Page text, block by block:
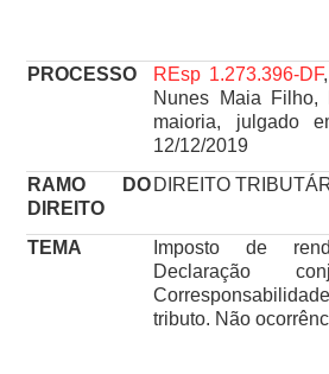
PROCESSO REsp 1.273.396-DF
Nunes Maia Filho,
maioria, julgado
12/12/2019
RAMO DO
DIREITO
DIREITO
TEMA
Imposto de
Declaração
tributo. Não